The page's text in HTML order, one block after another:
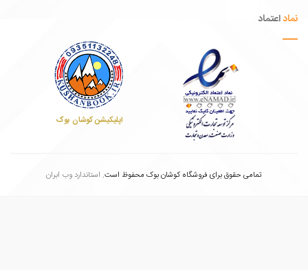
اپلیکیشن کوشان بوک
تمامی حقوق برای فروشگاه کوشان بوک محفوظ است.استاندارد وب ابران